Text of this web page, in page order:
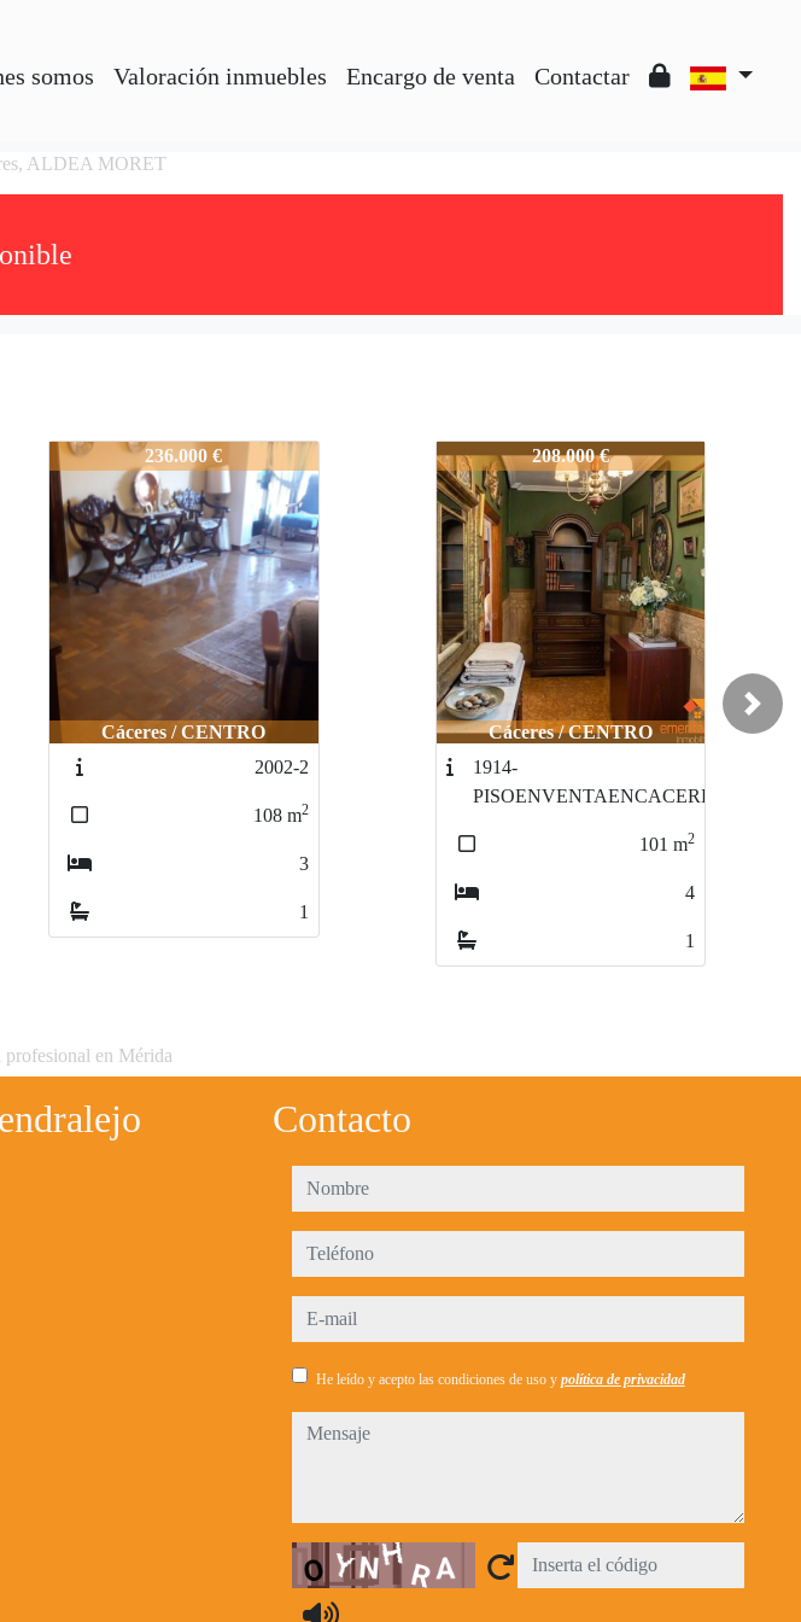
somos Valoración inmuebles Encargo de venta Contactar
ALDEA MORET
1983-3CasaAdosadaVentaCaceres
236.000 €
Cáceres / CENTRO
2002-2
108 m2
3
1
1983-3CasaAdosadaVentaCaceres
208.000 €
Cáceres / CENTRO
1914-
PISOENVENTAENCACERES
101 m2
4
1
Next
en Mérida
Contacto
nombre
teléfono
e-mail
He leído y acepto las condiciones de uso y política de privacidad
mensaje
Captcha